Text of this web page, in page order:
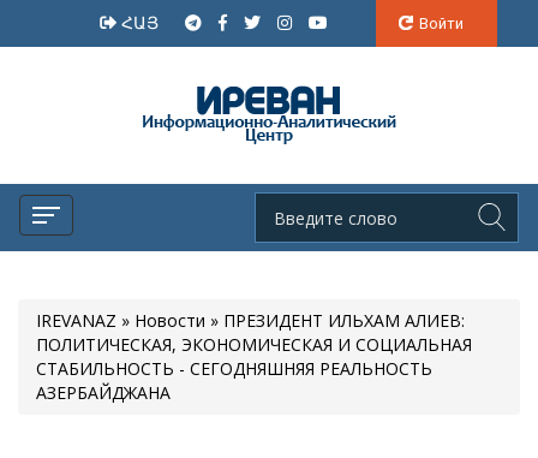
ՀԱՅ Войти
IREVANAZ » Новости » ПРЕЗИДЕНТ ИЛЬХАМ АЛИЕВ:
ПОЛИТИЧЕСКАЯ, ЭКОНОМИЧЕСКАЯ И СОЦИАЛЬНАЯ
СТАБИЛЬНОСТЬ - СЕГОДНЯШНЯЯ РЕАЛЬНОСТЬ
АЗЕРБАЙДЖАНА